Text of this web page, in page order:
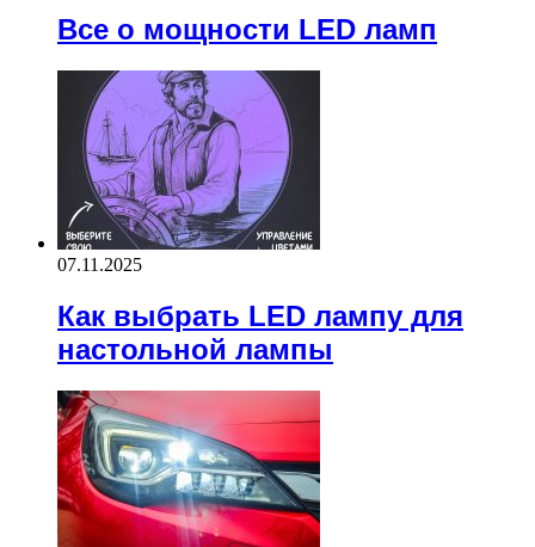
Все о мощности LED ламп
07.11.2025
Как выбрать LED лампу для
настольной лампы